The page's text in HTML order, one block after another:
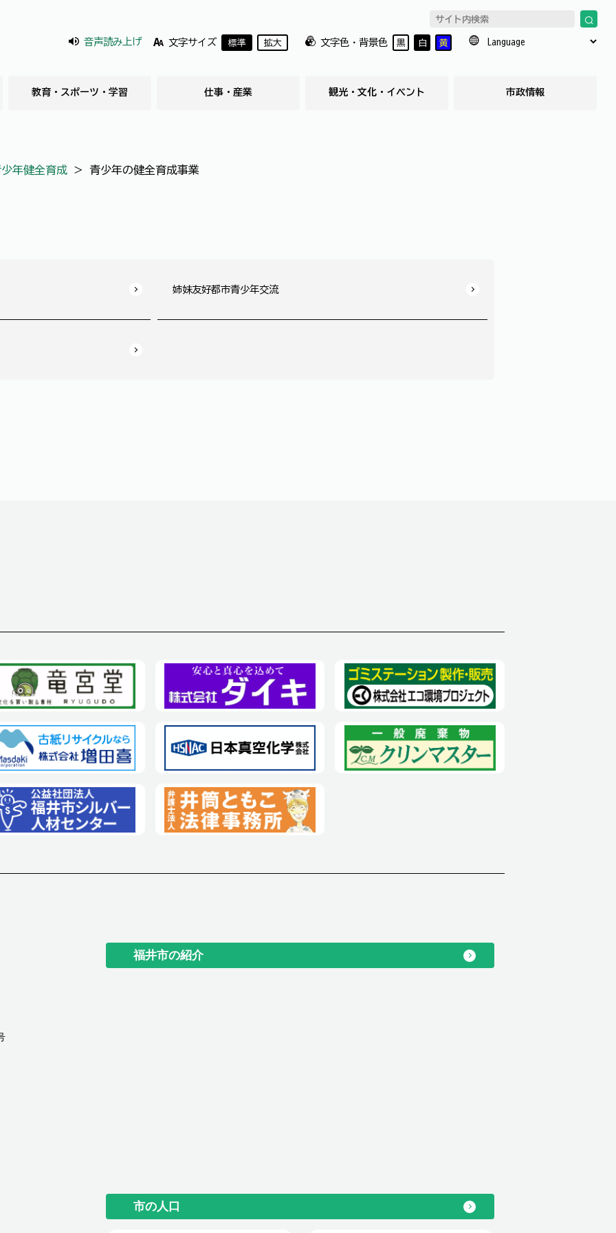
音声読み上げ 文字サイズ 標準 拡大 文字色・背景色 黒 白 黄
教育・スポーツ・学習 仕事・産業 観光・文化・イベント 市政情報
年健全育成 ＞ 青少年の健全育成事業
姉妹友好都市青少年交流
福井市の紹介
市の人口